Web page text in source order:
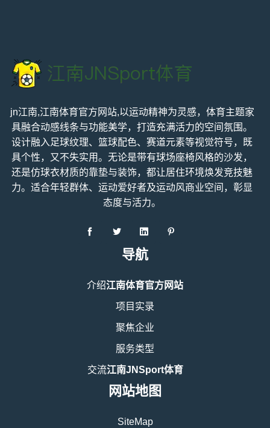
jn江南,江南体育官方网站,以运动精神为灵感，体育主题家
具融合动感线条与功能美学，打造充满活力的空间氛围。
设计融入足球纹理、篮球配色、赛道元素等视觉符号，既
具个性，又不失实用。无论是带有球场座椅风格的沙发，
还是仿球衣材质的靠垫与装饰，都让居住环境焕发竞技魅
力。适合年轻群体、运动爱好者及运动风商业空间，彰显
态度与活力。
导航
介绍江南体育官方网站
项目实录
聚焦企业
服务类型
交流江南JNSport体育
网站地图
SiteMap